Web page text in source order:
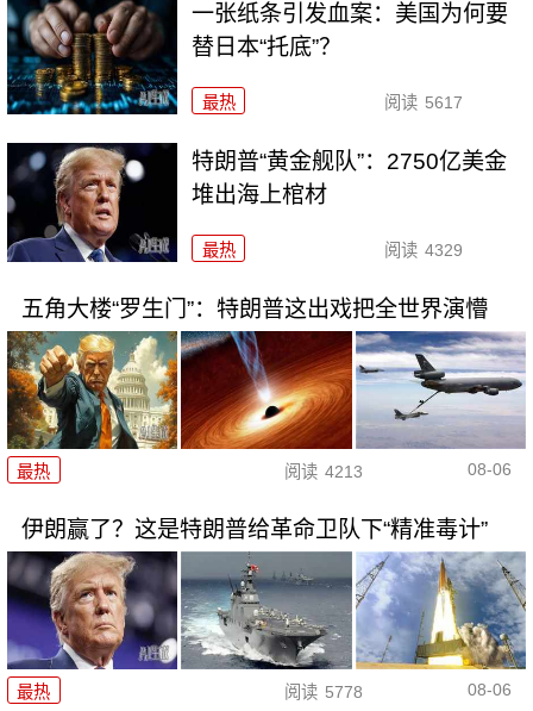
一张纸条引发血案：美国为何要
替日本“托底”？
最热 阅读 5617
特朗普“黄金舰队”：2750亿美金
堆出海上棺材
最热 阅读 4329
五角大楼“罗生门”：特朗普这出戏把全世界演懵
最热 阅读 4213 08-06
伊朗赢了？这是特朗普给革命卫队下“精准毒计”
最热 阅读 5778 08-06